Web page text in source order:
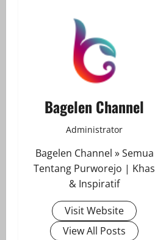
Bagelen Channel
Administrator
Bagelen Channel » Semua
Tentang Purworejo | Khas
& Inspiratif
Visit Website
View All Posts